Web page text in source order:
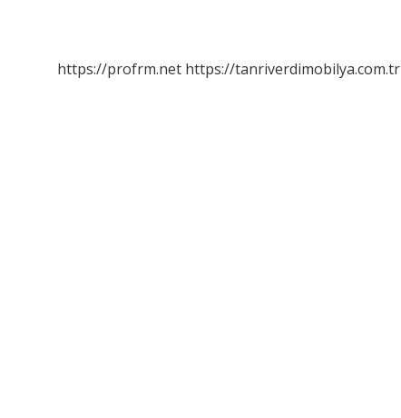
https://profrm.net https://tanriverdimobilya.com.tr